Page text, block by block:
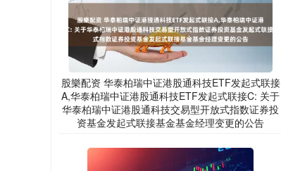
股樂配资 华泰柏瑞中证港股通科技ETF发起式联接
A,华泰柏瑞中证港股通科技ETF发起式联接C: 关于
华泰柏瑞中证港股通科技交易型开放式指数证券投
资基金发起式联接基金基金经理变更的公告